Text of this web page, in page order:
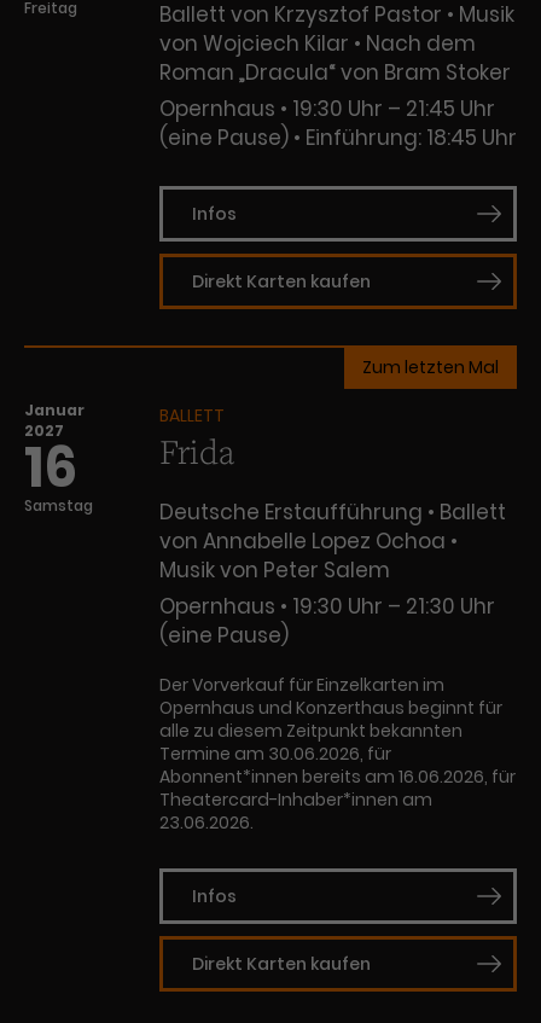
Freitag
Ballett von Krzysztof Pastor • Musik
von Wojciech Kilar • Nach dem
Roman „Dracula“ von Bram Stoker
Opernhaus
19:30 Uhr – 21:45 Uhr
(eine Pause)
Einführung: 18:45 Uhr
Infos
Direkt Karten kaufen
Januar
2027
16
Samstag
Zum letzten Mal
BALLETT
Frida
Deutsche Erstaufführung • Ballett
von Annabelle Lopez Ochoa •
Musik von Peter Salem
Opernhaus
19:30 Uhr – 21:30 Uhr
(eine Pause)
Der Vorverkauf für Einzelkarten im
Opernhaus und Konzerthaus beginnt für
alle zu diesem Zeitpunkt bekannten
Termine am 30.06.2026, für
Abonnent*innen bereits am 16.06.2026, für
Theatercard-Inhaber*innen am
23.06.2026.
Infos
Direkt Karten kaufen